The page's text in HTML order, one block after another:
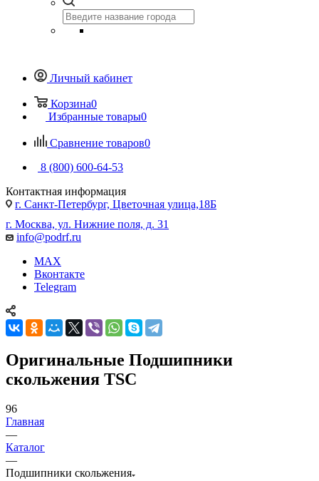
Личный кабинет
Корзина0
Избранные товары0
Сравнение товаров0
8 (800) 600-64-53
Контактная информация
г. Санкт-Петербург, Цветочная улица,18Б
г. Москва, ул. Нижние поля, д. 31
info@podrf.ru
MAX
Вконтакте
Telegram
Оригинальные Подшипники
скольжения TSC
96
Главная
—
Каталог
—
Подшипники скольжения